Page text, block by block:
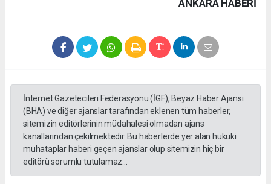
ANKARA HABERİ
İnternet Gazetecileri Federasyonu (İGF), Beyaz Haber Ajansı
(BHA) ve diğer ajanslar tarafından eklenen tüm haberler,
sitemizin editörlerinin müdahalesi olmadan ajans
kanallarından çekilmektedir. Bu haberlerde yer alan hukuki
muhataplar haberi geçen ajanslar olup sitemizin hiç bir
editörü sorumlu tutulamaz...